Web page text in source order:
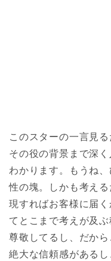
このスターの一言見
その役の背景まで深
わかります。もうね
性の塊。しかも考え
現すればお客様に届
てとこまで考えが及
尊敬してるし、だか
絶大な信頼感があるし